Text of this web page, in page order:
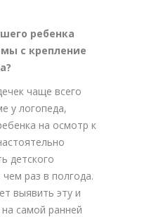
ребенка
с крепление
чаще всего
у логопеда,
на осмотр к
детского
раз в полгода.
выявить эту и
самой ранней